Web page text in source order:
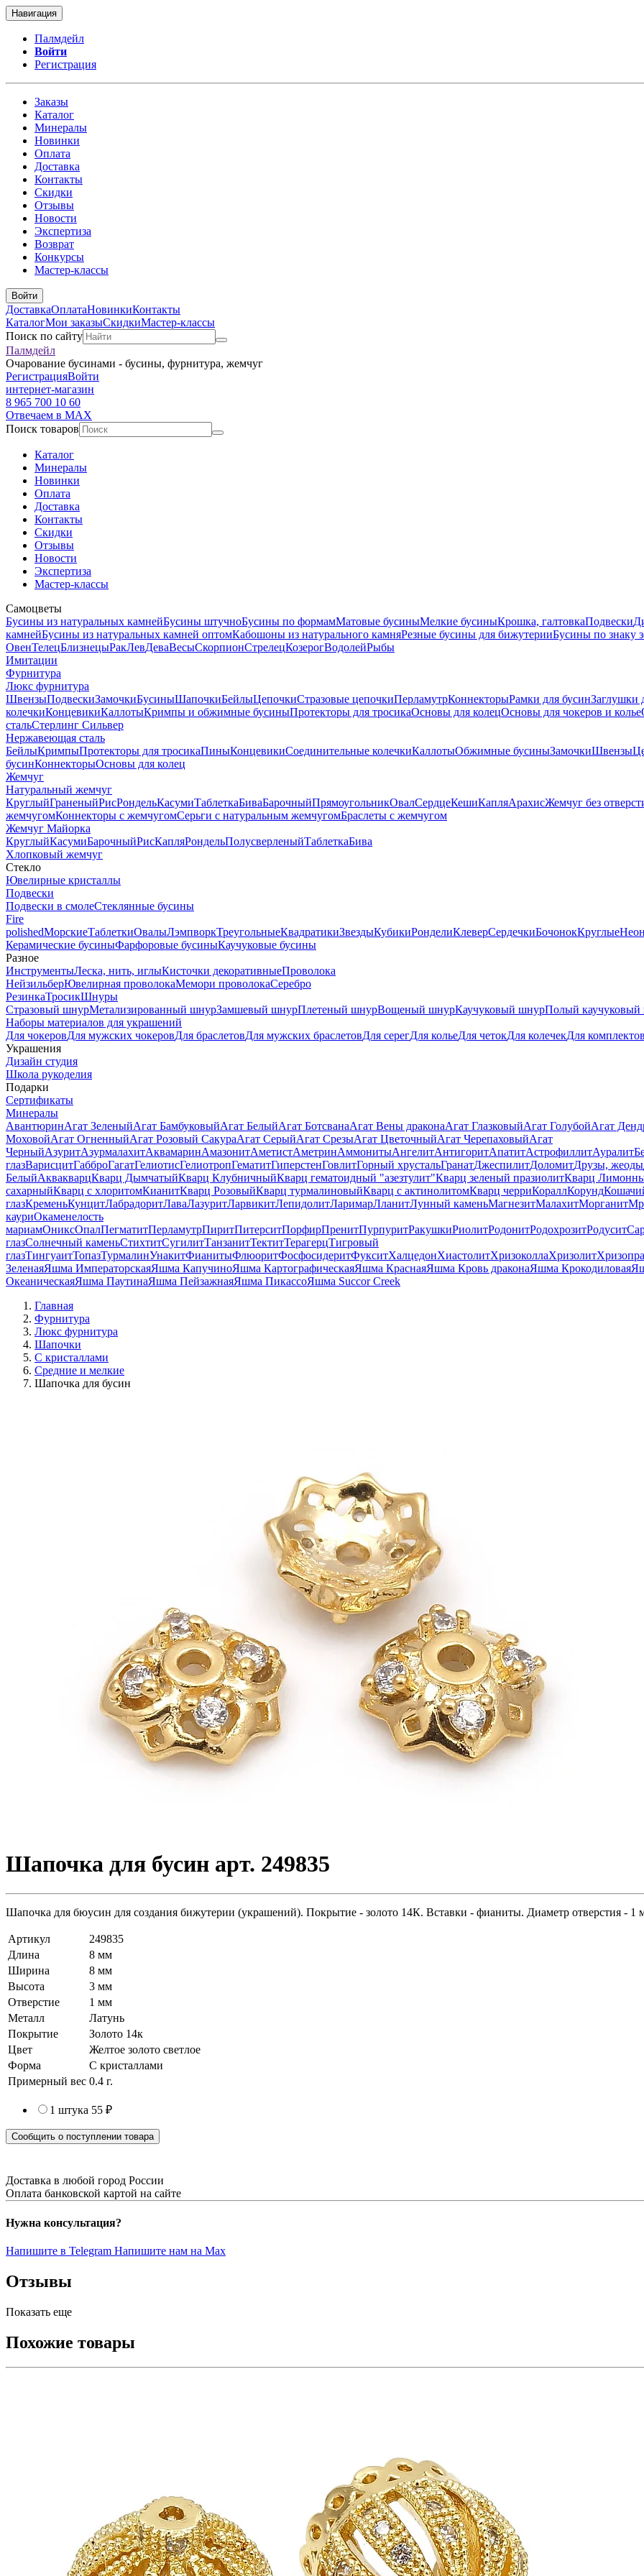
Навигация
Палмдейл
Войти
Регистрация
Заказы
Каталог
Минералы
Новинки
Оплата
Доставка
Контакты
Скидки
Отзывы
Новости
Экспертиза
Возврат
Конкурсы
Мастер-классы
Войти
ДоставкаОплатаНовинкиКонтакты
КаталогМои заказыСкидкиМастер-классы
Поиск по сайту
Палмдейл
Очарование бусинами - бусины, фурнитура, жемчуг
РегистрацияВойти
интернет-магазин
8 965 700 10 60
Отвечаем в MAX
Поиск товаров
Каталог
Минералы
Новинки
Оплата
Доставка
Контакты
Скидки
Отзывы
Новости
Экспертиза
Мастер-классы
Самоцветы
Бусины из натуральных камнейБусины штучноБусины по формамМатовые бусиныМелкие бусиныКрошка, галтовкаПодвески
камнейБусины из натуральных камней оптомКабошоны из натурального камняРезные бусины для бижутерииБусины по знаку
ОвенТелецБлизнецыРакЛевДеваВесыСкорпионСтрелецКозерогВодолейРыбы
Имитации
Фурнитура
Люкс фурнитура
ШвензыПодвескиЗамочкиБусиныШапочкиБейлыЦепочкиСтразовые цепочкиПерламутрКоннекторыРамки для бусинЗаглушки
колечкиКонцевикиКаллотыКримпы и обжимные бусиныПротекторы для тросикаОсновы для колецОсновы для чокеров и колье
стальСтерлинг Сильвер
Нержавеющая сталь
БейлыКримпыПротекторы для тросикаПиныКонцевикиСоединительные колечкиКаллотыОбжимные бусиныЗамочкиШвензы
бусинКоннекторыОсновы для колец
Жемчуг
Натуральный жемчуг
КруглыйГраненыйРисРондельКасумиТаблеткаБиваБарочныйПрямоугольникОвалСердцеКешиКапляАрахисЖемчуг без
жемчугомКоннекторы с жемчугомСерьги с натуральным жемчугомБраслеты с жемчугом
Жемчуг Майорка
КруглыйКасумиБарочныйРисКапляРондельПолусверленыйТаблеткаБива
Хлопковый жемчуг
Стекло
Ювелирные кристаллы
Подвески
Подвески в смолеСтеклянные бусины
Fire
polishedМорскиеТаблеткиОвалыЛэмпворкТреугольныеКвадратикиЗвездыКубикиРонделиКлеверСердечкиБочонокКруглые
Керамические бусиныФарфоровые бусиныКаучуковые бусины
Разное
ИнструментыЛеска, нить, иглыКисточки декоративныеПроволока
НейзильберЮвелирная проволокаМемори проволокаСеребро
РезинкаТросикШнуры
Стразовый шнурМетализированный шнурЗамшевый шнурПлетеный шнурВощеный шнурКаучуковый шнурПолый
Наборы материалов для украшений
Для чокеровДля мужских чокеровДля браслетовДля мужских браслетовДля серегДля кольеДля четокДля колечекДля
Украшения
Дизайн студия
Школа рукоделия
Подарки
Сертификаты
Минералы
АвантюринАгат ЗеленыйАгат БамбуковыйАгат БелыйАгат БотсванаАгат Вены драконаАгат ГлазковыйАгат ГолубойАгат
МоховойАгат ОгненныйАгат Розовый СакураАгат СерыйАгат СрезыАгат ЦветочныйАгат ЧерепаховыйАгат
ЧерныйАзуритАзурмалахитАквамаринАмазонитАметистАметринАммонитыАнгелитАнтигоритАпатитАстрофиллитАуралит
глазВарисцитГабброГагатГелиотисГелиотропГематитГиперстенГовлитГорный хрустальГранатДжеспилитДоломитДрузы, жеоды
БелыйАквакварцКварц ДымчатыйКварц КлубничныйКварц гематоидный "азезтулит"Кварц зеленый празиолитКварц
сахарныйКварц с хлоритомКианитКварц РозовыйКварц турмалиновыйКварц с актинолитомКварц черриКораллКорунд
глазКременьКунцитЛабрадоритЛаваЛазуритЛарвикитЛепидолитЛаримарЛланитЛунный каменьМагнезитМалахитМорганит
кауриОкаменелость
мариамОниксОпалПегматитПерламутрПиритПитерситПорфирПренитПурпуритРакушкиРиолитРодонитРодохрозитРодусит
глазСолнечный каменьСтихтитСугилитТанзанитТектитТерагерцТигровый
глазТингуаитТопазТурмалинУнакитФианитыФлюоритФосфосидеритФукситХалцедонХиастолитХризоколлаХризолит
ЗеленаяЯшма ИмператорскаяЯшма КапучиноЯшма КартографическаяЯшма КраснаяЯшма Кровь драконаЯшма Крокодиловая
ОкеаническаяЯшма ПаутинаЯшма ПейзажнаяЯшма ПикассоЯшма Succor Creek
Главная
Фурнитура
Люкс фурнитура
Шапочки
С кристаллами
Средние и мелкие
Шапочка для бусин
Шапочка для бусин арт. 249835
Шапочка для бюусин для создания бижутерии (украшений). Покрытие - золото 14К. Вставки - фианиты. Диаметр отверстия - 1
Артикул
249835
Длина
8 мм
Ширина
8 мм
Высота
3 мм
Отверстие
1 мм
Металл
Латунь
Покрытие
Золото 14к
Цвет
Желтое золото светлое
Форма
С кристаллами
Примерный вес 0.4 г.
1 штука 55 ₽
Сообщить о поступлении товара
Доставка в любой город России
Оплата банковской картой на сайте
Нужна консультация?
Напишите в Telegram Напишите нам на Max
Отзывы
Показать еще
Похожие товары